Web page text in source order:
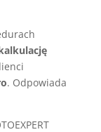
. Odpowiada